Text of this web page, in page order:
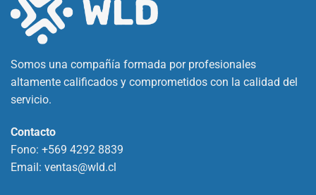
Somos una compañía formada por profesionales
altamente calificados y comprometidos con la calidad del
servicio.
Contacto
Fono: +569 4292 8839
Email: ventas@wld.cl